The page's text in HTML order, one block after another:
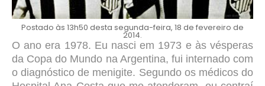
Postado às 13h50 desta segunda-feira, 18 de fevereiro de
2014.
O ano era 1978. Eu nasci em 1973 e às vésperas
da Copa do Mundo na Argentina, fui internado com
o diagnóstico de menigite. Segundo os médicos do